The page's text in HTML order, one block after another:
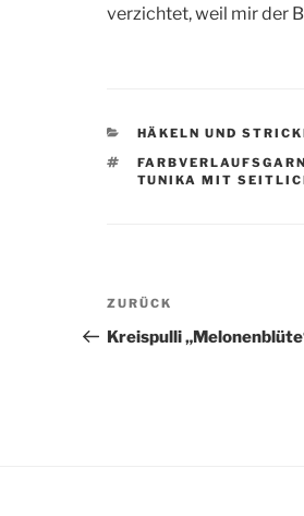
verzichtet, weil mir der
KATEGORIEN
HÄKELN UND
SCHLAGWÖRTER
FARBVERLAUFSGARN
TUNIKA MIT
Vorheriger
Beitrag
ZURÜCK
Kreispulli